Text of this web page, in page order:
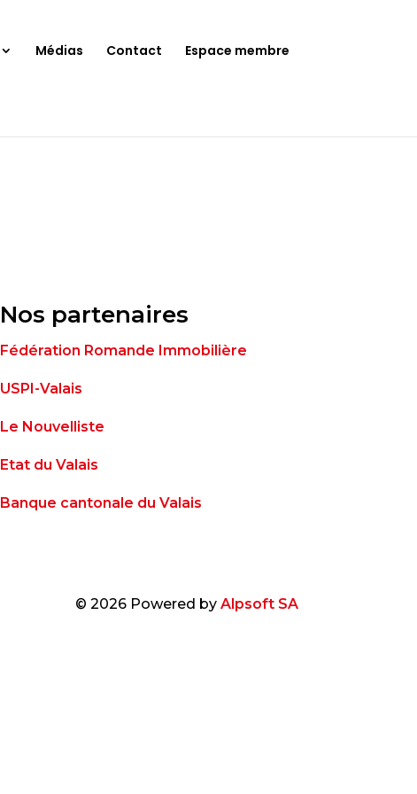
Médias Contact Espace membre
Nos partenaires
Fédération Romande Immobilière
USPI-Valais
Le Nouvelliste
Etat du Valais
Banque cantonale du Valais
© 2026 Powered by Alpsoft SA